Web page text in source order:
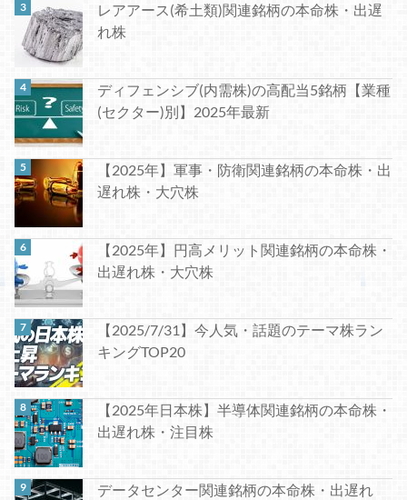
レアアース(希土類)関連銘柄の本命株・出遅
れ株
ディフェンシブ(内需株)の高配当5銘柄【業種
(セクター)別】2025年最新
【2025年】軍事・防衛関連銘柄の本命株・出
遅れ株・大穴株
【2025年】円高メリット関連銘柄の本命株・
出遅れ株・大穴株
【2025/7/31】今人気・話題のテーマ株ラン
キングTOP20
【2025年日本株】半導体関連銘柄の本命株・
出遅れ株・注目株
データセンター関連銘柄の本命株・出遅れ